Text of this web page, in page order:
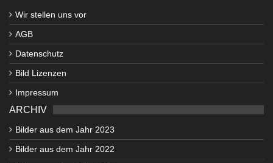
Wir stellen uns vor
AGB
Datenschutz
Bild Lizenzen
Impressum
ARCHIV
Bilder aus dem Jahr 2023
Bilder aus dem Jahr 2022